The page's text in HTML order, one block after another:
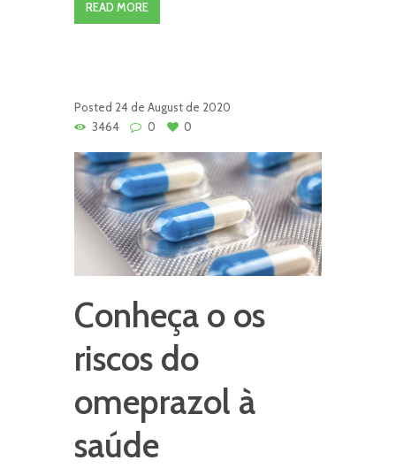
READ MORE
Posted 24 de August de 2020
3464
0 0
Conheça o os
riscos do
omeprazol à
saúde